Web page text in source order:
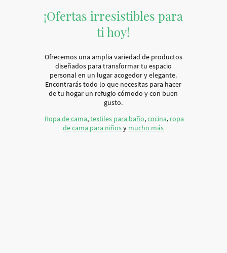
¡Ofertas irresistibles para
ti hoy!
Ofrecemos una amplia variedad de productos
diseñados para transformar tu espacio
personal en un lugar acogedor y elegante.
Encontrarás todo lo que necesitas para hacer
de tu hogar un refugio cómodo y con buen
gusto.
Ropa de cama,textiles para baño,cocina, ropa
de cama para niñosy mucho más